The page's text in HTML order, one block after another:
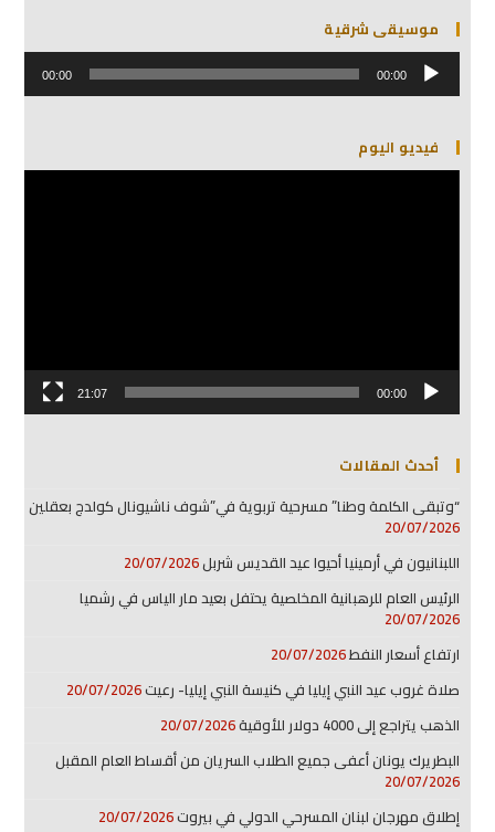
موسيقى شرقية
مشغل
الصوت 00:00
00:00
فيديو اليوم
مشغل
00:00
21:07
أحدث المقالات
“وتبقى الكلمة وطنا” مسرحية تربوية في”شوف ناشيونال كولدج بعقلين
20/07/2026
اللبنانيون في أرمينيا أحيوا عيد القديس شربل20/07/2026
الرئيس العام للرهبانية المخلصية يحتفل بعيد مار الياس في رشميا
20/07/2026
ارتفاع أسعار النفط20/07/2026
صلاة غروب عيد النبي إيليا في كنيسة النبي إيليا- رعيت20/07/2026
الذهب يتراجع إلى 4000 دولار للأوقية
20/07/2026
البطريرك يونان أعفى جميع الطلاب السريان من أقساط العام المقبل
20/07/2026
إطلاق مهرجان لبنان المسرحي الدولي في بيروت20/07/2026